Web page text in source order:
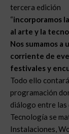
tercera edición
“incorporamos
al arte y la
Nos sumamos a
corriente de
festivales y
Todo ello
programación
diálogo entre las
Tecnología se
Instalaciones,